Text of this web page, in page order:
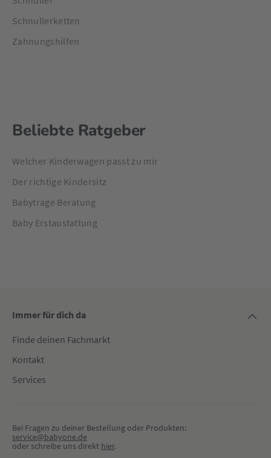
Schnullerketten
Zahnungshilfen
Beliebte Ratgeber
Welcher Kinderwagen passt zu mir
Der richtige Kindersitz
Babytrage Beratung
Baby Erstaustattung
Immer für dich da
Finde deinen Fachmarkt
Kontakt
Services
Bei Fragen zu deiner Bestellung oder Produkten:
service@babyone.de
oder schreibe uns direkt hier.